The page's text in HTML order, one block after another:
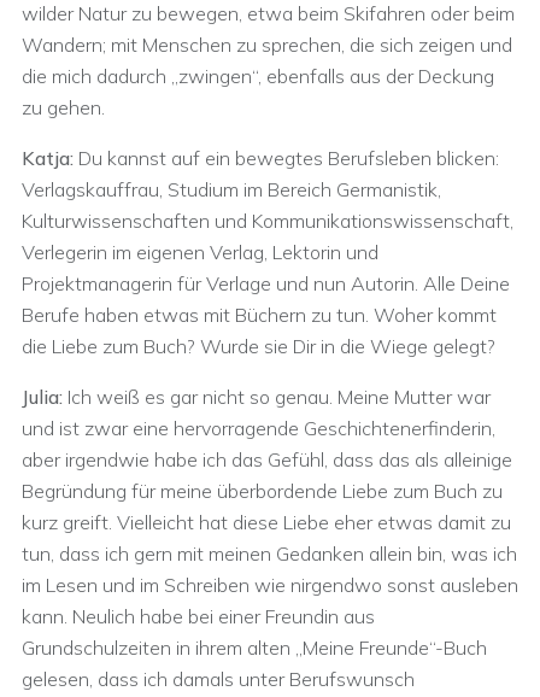
wilder Natur zu bewegen, etwa beim Skifahren oder beim
Wandern; mit Menschen zu sprechen, die sich zeigen und
die mich dadurch „zwingen“, ebenfalls aus der Deckung
zu gehen.
Katja: Du kannst auf ein bewegtes Berufsleben blicken:
Verlagskauffrau, Studium im Bereich Germanistik,
Kulturwissenschaften und Kommunikationswissenschaft,
Verlegerin im eigenen Verlag, Lektorin und
Projektmanagerin für Verlage und nun Autorin. Alle Deine
Berufe haben etwas mit Büchern zu tun. Woher kommt
die Liebe zum Buch? Wurde sie Dir in die Wiege gelegt?
Julia: Ich weiß es gar nicht so genau. Meine Mutter war
und ist zwar eine hervorragende Geschichtenerfinderin,
aber irgendwie habe ich das Gefühl, dass das als alleinige
Begründung für meine überbordende Liebe zum Buch zu
kurz greift. Vielleicht hat diese Liebe eher etwas damit zu
tun, dass ich gern mit meinen Gedanken allein bin, was ich
im Lesen und im Schreiben wie nirgendwo sonst ausleben
kann. Neulich habe bei einer Freundin aus
Grundschulzeiten in ihrem alten „Meine Freunde“-Buch
gelesen, dass ich damals unter Berufswunsch